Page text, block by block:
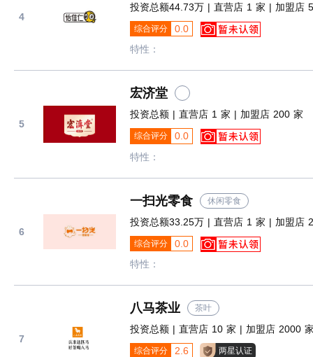
4
投资总额44.73万 | 直营店 1 家 | 加盟店
综合评分
0.0
特性：
5
宏济堂
投资总额 | 直营店 1 家 | 加盟店 200 家
综合评分
0.0
特性：
6
一扫光零食 休闲零食
投资总额33.25万 | 直营店 1 家 | 加盟店
综合评分
0.0
特性：
7
八马茶业 茶叶
投资总额 | 直营店 10 家 | 加盟店 2000
综合评分 2.6 两星认证